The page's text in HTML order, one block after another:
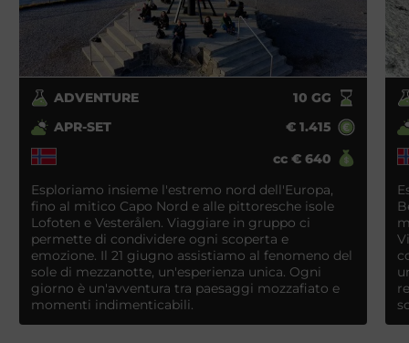
ADVENTURE 10 GG
APR-SET
€ 1.415
cc€ 640
Esploriamo insieme l'estremo nord dell'Europa,
fino al mitico Capo Nord e alle pittoresche isole
Lofoten e Vesterålen. Viaggiare in gruppo ci
permette di condividere ogni scoperta e
emozione. Il 21 giugno assistiamo al fenomeno del
sole di mezzanotte, un'esperienza unica. Ogni
giorno è un'avventura tra paesaggi mozzafiato e
momenti indimenticabili.